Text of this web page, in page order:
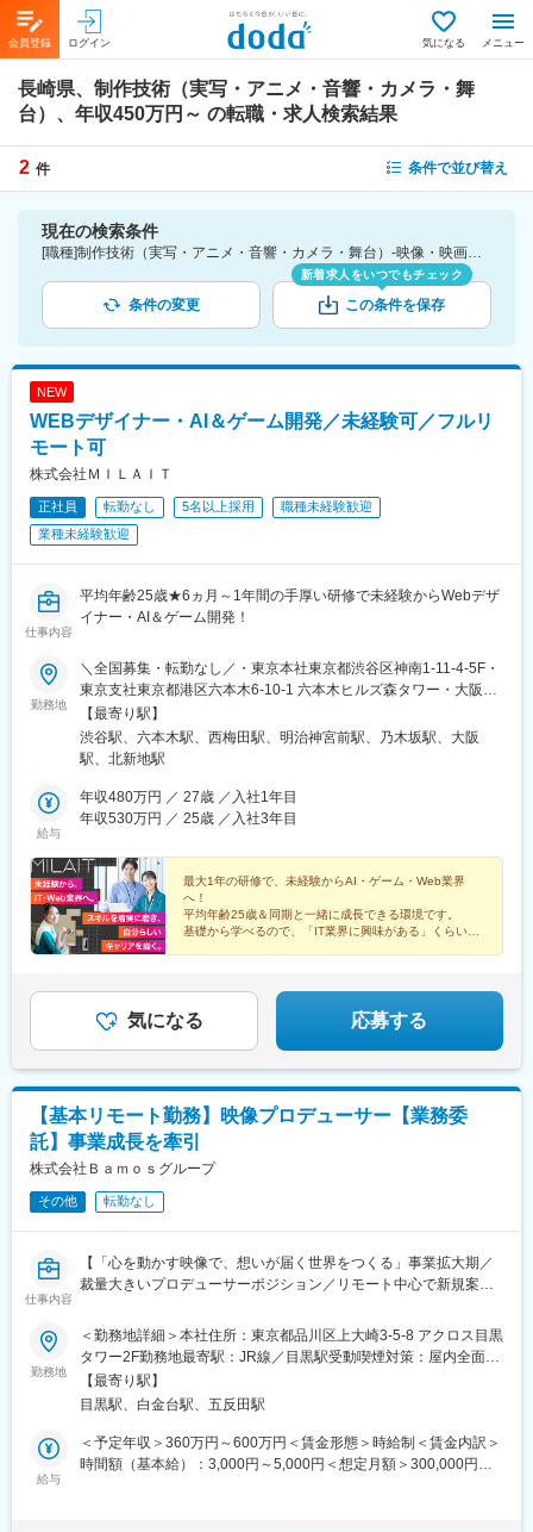
会員登録 ログイン 気になる メニュー
長崎県、制作技術（実写・アニメ・音響・カメラ・舞
台）、年収450万円～ の転職・求人検索結果
2 件 条件で並び替え
現在の検索条件
[職種]制作技術（実写・アニメ・音響・カメラ・舞台）-映像・映画・音響・イベント・芸能関連 [勤務地]長崎県 [年収]450万円～
条件の変更
新着求人をいつでもチェック
この条件を保存
NEW
WEBデザイナー・AI＆ゲーム開発／未経験可／フルリ
モート可
株式会社ＭＩＬＡＩＴ
正社員 転勤なし 5名以上採用
職種未経験歓迎
業種未経験歓迎
仕事内容
平均年齢25歳★6ヵ月～1年間の手厚い研修で未経験からWebデザ
イナー・AI＆ゲーム開発！
勤務地
＼全国募集・転勤なし／・東京本社東京都渋谷区神南1-11-4-5F・
東京支社東京都港区六本木6-10-1 六本木ヒルズ森タワー・大阪支
社：大阪府大阪市北区梅田2-4-9 ブリーゼタワー1-2F・他各地の
プロジェクト先※勤務地は希望を最大限考慮して決定します。※転
勤なし、Uターン・Iターン歓迎※実務経験者（即戦力枠）の方は、
各線「渋谷駅」より徒歩3分・東京支社各線「六本木駅」より徒歩
3分・大阪支社JR各線「大阪駅」「梅田駅」より徒歩6分
市線「北新地駅」より徒歩3分
【最寄り駅】
渋谷駅、六本木駅、西梅田駅、明治神宮前駅、乃木坂駅、大阪
駅、北新地駅
給与
年収480万円 ／ 27歳 ／入社1年目
年収530万円 ／ 25歳 ／入社3年目
最大1年の研修で、未経験からAI・ゲーム・Web業界
へ！
平均年齢25歳＆同期と一緒に成長できる環境です。
基礎から学べるので、「IT業界に興味がある」くらいで
気になる 応募する
【基本リモート勤務】映像プロデューサー【業務委
託】事業成長を牽引
株式会社Ｂａｍｏｓグループ
その他 転勤なし
仕事内容
【「心を動かす映像で、想いが届く世界をつくる」事業拡大期／
裁量大きいプロデューサーポジション／リモート中心で新規案件
■業務概要
当社の映像制作事業「Bibra」にて、企画・構成から撮影、編集、
納品まで一貫して関わるプロデューサー業務をお任せします。単
なる映像制作にとどまらず、クライアントの事業課題やブランド
価値に深く向き合い、感情を動かす“伝わる映像”の実現をミッショ
ンとしています。新規案件創出や企画提案、プロデュース、関係
勤務地
＜勤務地詳細＞本社住所：東京都品川区上大崎3-5-8 アクロス目黒
タワー2F勤務地最寄駅：JR線／目黒駅受動喫煙対策：屋内全面禁
煙変更の範囲：会社の定める事業所（リモートワーク含む）
【最寄り駅】
目黒駅、白金台駅、五反田駅
給与
＜予定年収＞360万円～600万円＜賃金形態＞時給制＜賃金内訳＞
時間額（基本給）：3,000円～5,000円＜想定月額＞300,000円～